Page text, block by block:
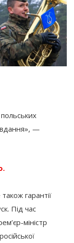
—
гарантії
Під час
міністр